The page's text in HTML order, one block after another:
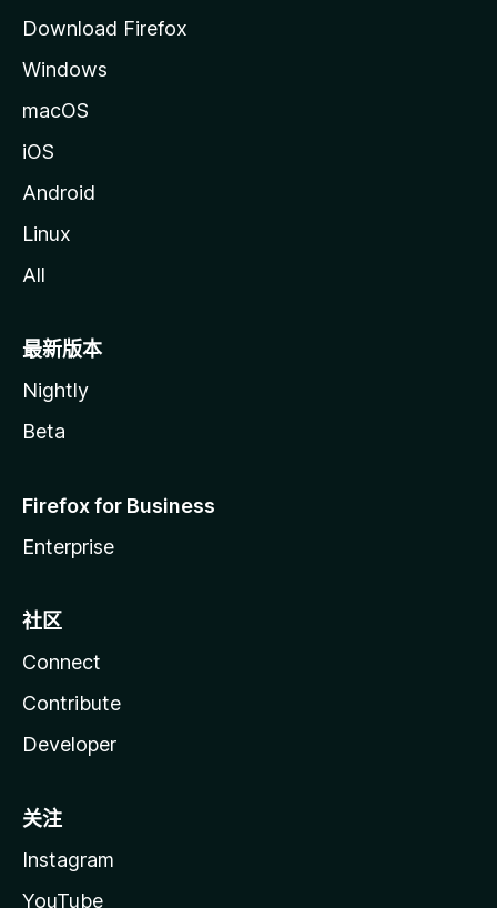
Download Firefox
Windows
macOS
iOS
Android
Linux
All
最新版本
Nightly
Beta
Firefox for Business
Enterprise
社区
Connect
Contribute
Developer
关注
Instagram
YouTube